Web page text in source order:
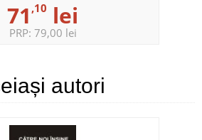
71 ,10 lei
PRP: 79,00 lei
autori